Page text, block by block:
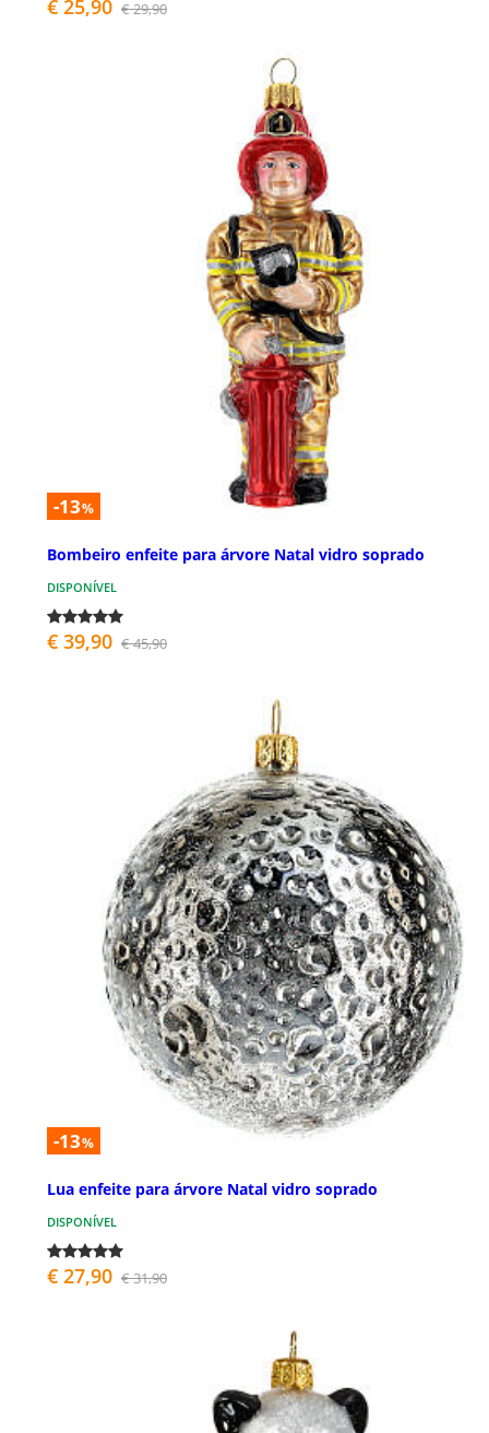
€ 25,90 € 29,90
-13%
Bombeiro enfeite para árvore Natal vidro soprado
DISPONÍVEL
€ 39,90 € 45,90
-13%
Lua enfeite para árvore Natal vidro soprado
DISPONÍVEL
€ 27,90 € 31,90